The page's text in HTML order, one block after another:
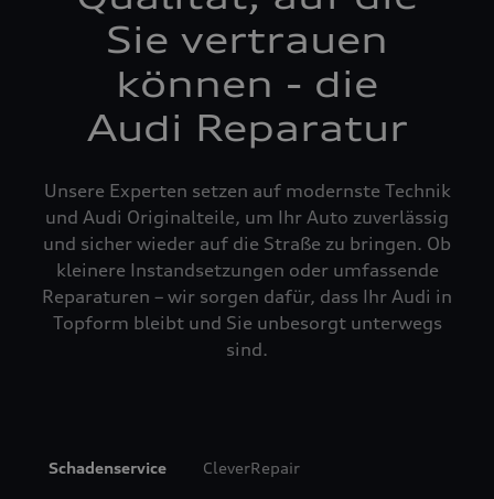
Sie vertrauen
können - die
Audi Reparatur
Unsere Experten setzen auf modernste Technik
und Audi Originalteile, um Ihr Auto zuverlässig
und sicher wieder auf die Straße zu bringen. Ob
kleinere Instandsetzungen oder umfassende
Reparaturen – wir sorgen dafür, dass Ihr Audi in
Topform bleibt und Sie unbesorgt unterwegs
sind.
Schadenservice CleverRepair